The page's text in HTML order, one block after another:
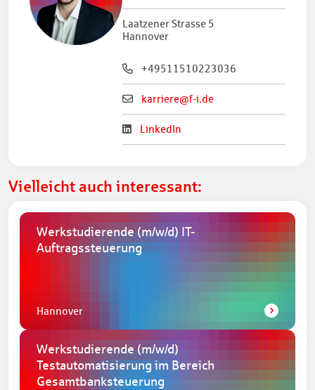
Laatzener Strasse 5
Hannover
+49511510223036
karriere@f-i.de
LinkedIn
Vielleicht auch interessant:
Werkstudierende(m/w/d) IT-
Auftragssteuerung
Hannover
Werkstudierende(m/w/d)
Testautomatisierung im Bereich
Gesamtbanksteuerung